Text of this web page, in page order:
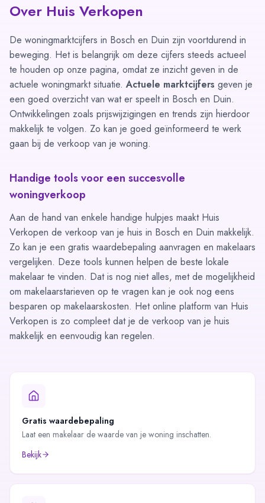
Over Huis Verkopen
De woningmarktcijfers in Bosch en Duin zijn voortdurend in
beweging. Het is belangrijk om deze cijfers steeds actueel
te houden op onze pagina, omdat ze inzicht geven in de
actuele woningmarkt situatie.Actuele marktcijfers geven je
een goed overzicht van wat er speelt in Bosch en Duin.
Ontwikkelingen zoals prijswijzigingen en trends zijn hierdoor
makkelijk te volgen. Zo kan je goed geïnformeerd te werk
gaan bij de verkoop van je woning.
Handige tools voor een succesvolle
woningverkoop
Aan de hand van enkele handige hulpjes maakt Huis
Verkopen de verkoop van je huis in Bosch en Duin makkelijk.
Zo kan je een gratis waardebepaling aanvragen en makelaars
vergelijken. Deze tools kunnen helpen de beste lokale
makelaar te vinden. Dat is nog niet alles, met de mogelijkheid
om makelaarstarieven op te vragen kan je ook nog eens
besparen op makelaarskosten. Het online platform van Huis
Verkopen is zo compleet dat je de verkoop van je huis
makkelijk en eenvoudig kan regelen.
Gratis waardebepaling
Laat een makelaar de waarde van je woning inschatten.
Bekijk